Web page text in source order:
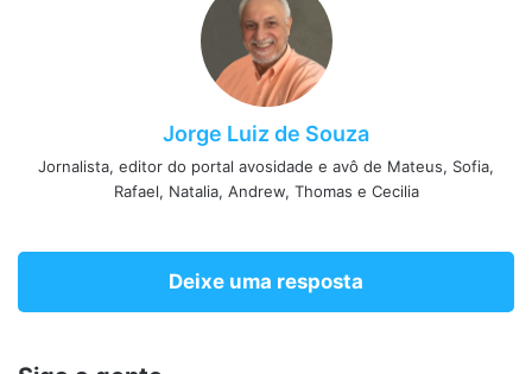
Jorge Luiz de Souza
Jornalista, editor do portal avosidade e avô de Mateus, Sofia,
Rafael, Natalia, Andrew, Thomas e Cecilia
Deixe uma resposta